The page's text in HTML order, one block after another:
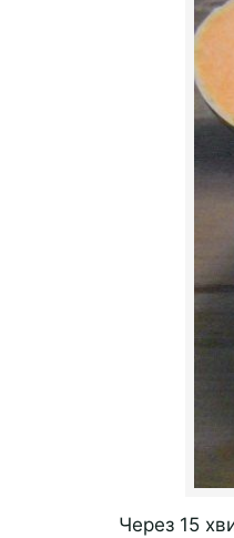
Через 15